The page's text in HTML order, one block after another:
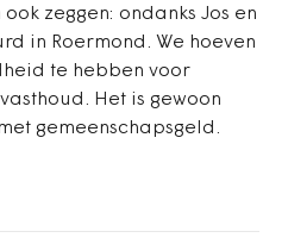
zeggen: ondanks Jos en
in Roermond. We hoeven
te hebben voor
Het is gewoon
gemeenschapsgeld.